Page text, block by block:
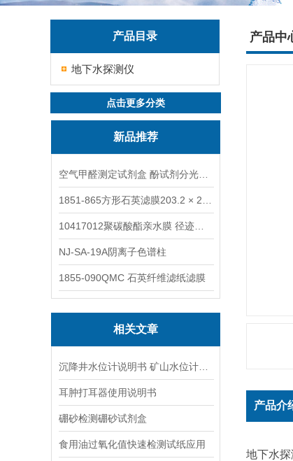
产品目录
地下水探测仪
点击更多分类
新品推荐
NJ-SA-19A阴离子色谱柱
1855-090QMC 石英纤维滤纸滤膜
相关文章
耳肿打耳器使用说明书
硼砂检测硼砂试剂盒
食用油过氧化值快速检测试纸应用
产品中
产品介
地下水